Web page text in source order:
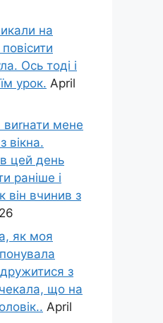
на
Ось тоді і
урок. April
виrнати мене
вікна.
цей день
раніше і
він вчинив з
як моя
з
що на
April